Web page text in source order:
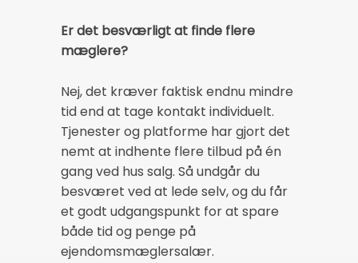
Er det besværligt at finde flere
mæglere?
Nej, det kræver faktisk endnu mindre
tid end at tage kontakt individuelt.
Tjenester og platforme har gjort det
nemt at indhente flere tilbud på én
gang ved hus salg. Så undgår du
besværet ved at lede selv, og du får
et godt udgangspunkt for at spare
både tid og penge på
ejendomsmæglersalær.